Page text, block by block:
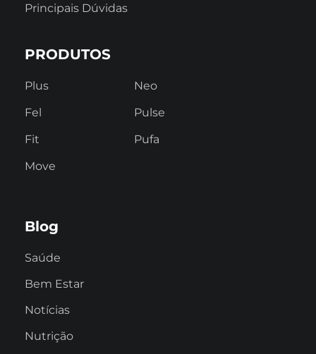
Principais Dúvidas
PRODUTOS
Plus
Fel
Fit
Move
Neo
Pulse
Pufa
Blog
Saúde
Bem Estar
Notícias
Nutrição